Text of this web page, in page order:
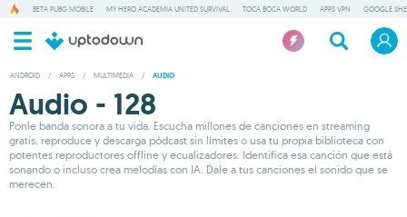
BETA PUBG MOBILE MY HERO ACADEMIA UNITED SURVIVAL TOCA BOCA WORLD APPS VPN GOOGLE
ANDROID / APPS / MULTIMEDIA / AUDIO
Audio - 128
Ponle banda sonora a tu vida. Escucha millones de canciones en streaming
gratis, reproduce y descarga pódcast sin límites o usa tu propia biblioteca con
potentes reproductores offline y ecualizadores. Identifica esa canción que está
sonando o incluso crea melodías con IA. Dale a tus canciones el sonido que se
merecen.